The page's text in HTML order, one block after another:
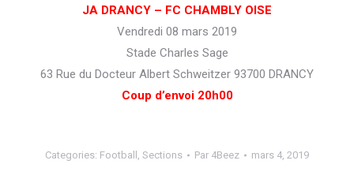
JA DRANCY – FC CHAMBLY OISE
Vendredi 08 mars 2019
Stade Charles Sage
63 Rue du Docteur Albert Schweitzer 93700 DRANCY
Coup d’envoi 20h00
Categories: Football , Sections Par 4Beez mars 4, 2019